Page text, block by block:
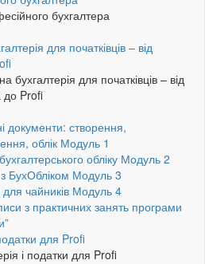
бухгалтера
для початківців – від
бухгалтерія для початківців – від
до Profi
документи: створення,
облік Модуль 1
обліку Модуль 2
БухОбліком Модуль 3
чайників Модуль 4
з практичних занять програми
для Profi
і податки для Profi